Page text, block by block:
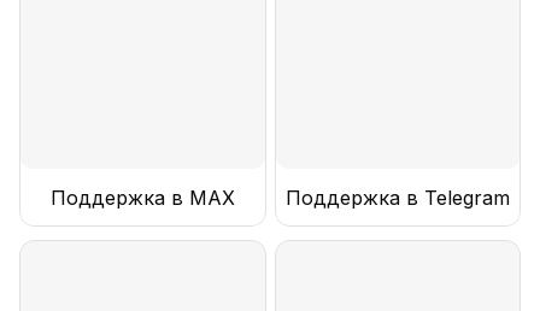
Поддержка в MAX Поддержка в Telegram